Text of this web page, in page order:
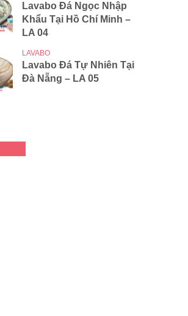
Lavabo Đá Ngọc Nhập
Khẩu Tại Hồ Chí Minh –
LA 04
LAVABO
Lavabo Đá Tự Nhiên Tại
Đà Nẵng – LA 05